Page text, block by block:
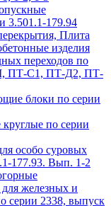
3.501.1-179.94
Плита
изделия
переходов по
II, ПТ-С1, ПТ-Д2, ПТ-
блоки по серии
по серии
особо суровых
177.93. Вып. 1-2
железных и
серии 2338, выпуск